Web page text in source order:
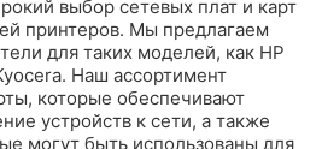
выбор сетевых плат и карт
принтеров. Мы предлагаем
для таких моделей, как HP
Наш ассортимент
которые обеспечивают
устройств к сети, а также
могут быть использованы для